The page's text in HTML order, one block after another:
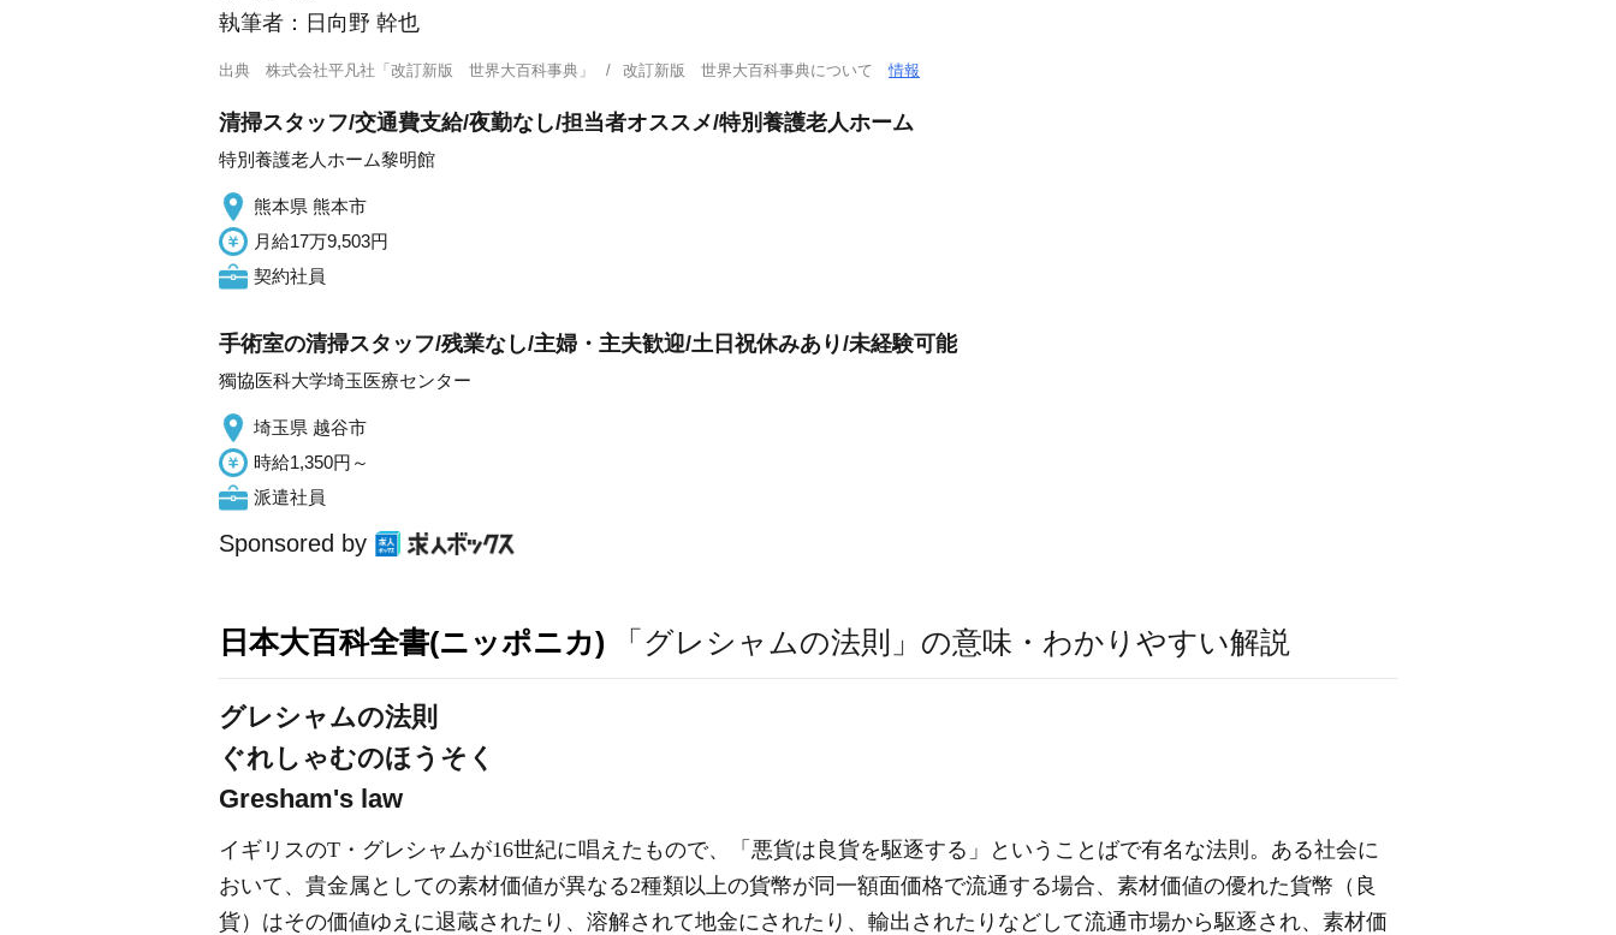
執筆者： 日向野 幹也
出典 株式会社平凡社「改訂新版 世界大百科事典」 改訂新版 世界大百科事典について情報
清掃スタッフ/交通費支給/夜勤なし/担当者オススメ/特別養護老人ホーム
特別養護老人ホーム黎明館
熊本県 熊本市
月給17万9,503円
契約社員
手術室の清掃スタッフ/残業なし/主婦・主夫歓迎/土日祝休みあり/未経験可能
獨協医科大学埼玉医療センター
埼玉県 越谷市
時給1,350円～
派遣社員
Sponsored by
日本大百科全書(ニッポニカ) 「グレシャムの法則」の意味・わかりやすい解説
グレシャムの法則
ぐれしゃむのほうそく
Gresham's law
イギリスのT・グレシャムが16世紀に唱えたもので、「悪貨は良貨を駆逐する」ということばで有名な法則。ある社会に
おいて、貴金属としての素材価値が異なる2種類以上の貨幣が同一額面価格で流通する場合、素材価値の優れた貨幣（良
貨）はその価値ゆえに退蔵されたり、溶解されて地金にされたり、輸出されたりなどして流通市場から駆逐され、素材価